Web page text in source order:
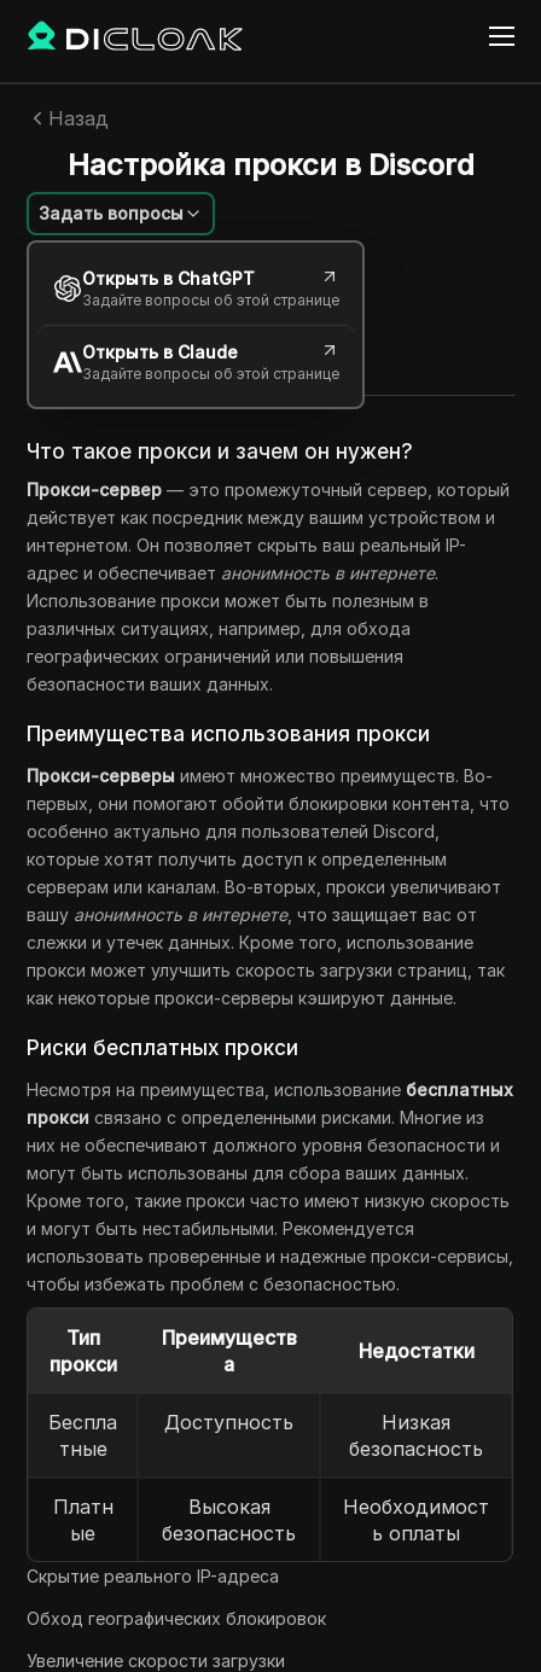
Назад
Настройка прокси в Discord
Задать вопросы
Открыть в ChatGPT
Задайте вопросы об этой странице
Открыть в Claude
Задайте вопросы об этой странице
Алексей Сидоров
25 дек. 2025 2 минут
Copy Link
Что такое прокси и зачем он нужен?
Прокси-сервер — это промежуточный сервер, который
действует как посредник между вашим устройством и
интернетом. Он позволяет скрыть ваш реальный IP-
адрес и обеспечивает анонимность в интернете.
Использование прокси может быть полезным в
различных ситуациях, например, для обхода
географических ограничений или повышения
безопасности ваших данных.
Преимущества использования прокси
Прокси-серверы имеют множество преимуществ. Во-
первых, они помогают обойти блокировки контента, что
особенно актуально для пользователей Discord,
которые хотят получить доступ к определенным
серверам или каналам. Во-вторых, прокси увеличивают
вашу анонимность в интернете, что защищает вас от
слежки и утечек данных. Кроме того, использование
прокси может улучшить скорость загрузки страниц, так
как некоторые прокси-серверы кэшируют данные.
Риски бесплатных прокси
Несмотря на преимущества, использование бесплатных
прокси связано с определенными рисками. Многие из
них не обеспечивают должного уровня безопасности и
могут быть использованы для сбора ваших данных.
Кроме того, такие прокси часто имеют низкую скорость
и могут быть нестабильными. Рекомендуется
использовать проверенные и надежные прокси-сервисы,
чтобы избежать проблем с безопасностью.
Тип
прокси
Преимуществ
а
Недостатки
Беспла
тные
Доступность
Низкая
безопасность
Платн
ые
Высокая
безопасность
Необходимост
ь оплаты
Скрытие реального IP-адреса
Обход географических блокировок
Увеличение скорости загрузки